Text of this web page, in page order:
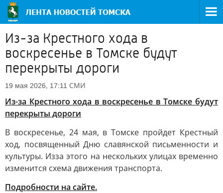
Из-за Крестного хода в
воскресенье в Томске будут
перекрыты дороги
19 мая 2026, 17:11 СМИ
Из-за Крестного хода в воскресенье в Томске будут
перекрыты дороги
В воскресенье, 24 мая, в Томске пройдет Крестный
ход, посвященный Дню славянской письменности и
культуры. Изза этого на нескольких улицах временно
изменится схема движения транспорта.
Подробности на сайте.